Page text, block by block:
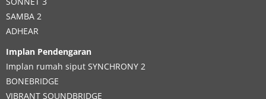
SAMBA 2
ADHEAR
Implan Pendengaran
Implan rumah siput SYNCHRONY 2
BONEBRIDGE
VIBRANT SOUNDBRIDGE